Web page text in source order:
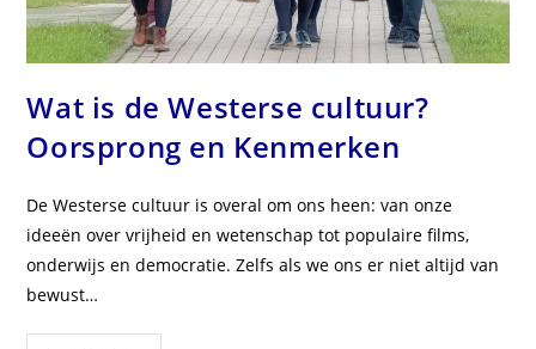
Wat is de Westerse cultuur?
Oorsprong en Kenmerken
De Westerse cultuur is overal om ons heen: van onze
ideeën over vrijheid en wetenschap tot populaire films,
onderwijs en democratie. Zelfs als we ons er niet altijd van
bewust…